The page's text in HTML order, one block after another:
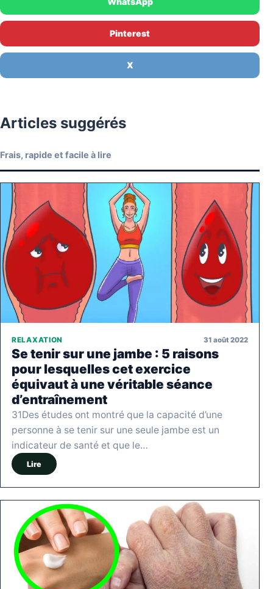
Pinterest
X
Articles suggérés
Frais, rapide et facile à lire
RELAXATION 31 août 2022
Se tenir sur une jambe : 5 raisons
pour lesquelles cet exercice
équivaut à une véritable séance
d’entraînement
31Des études ont montré que la capacité d’une
personne à se tenir sur une seule jambe est un
indicateur de santé et que le…
Lire